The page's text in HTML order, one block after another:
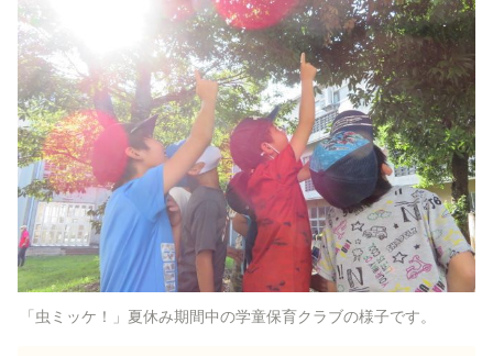
「虫ミッケ！」夏休み期間中の学童保育クラブの様子です。